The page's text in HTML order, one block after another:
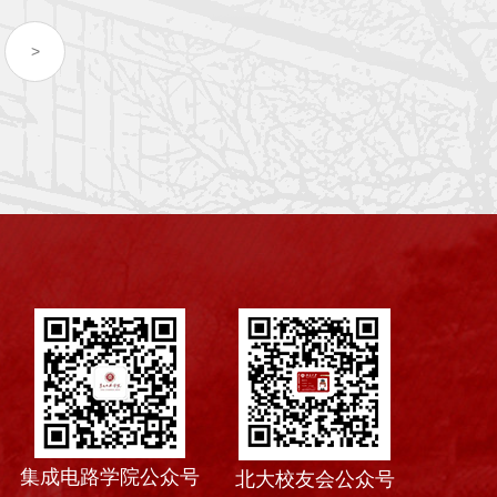
>
集成电路学院公众号 北大校友会公众号